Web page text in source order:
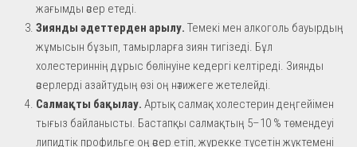
жағымды әсер етеді.
Зиянды әдеттерден арылу. Темекі мен алкоголь бауырдың
жұмысын бұзып, тамырларға зиян тигізеді. Бұл
холестериннің дұрыс бөлінуіне кедергі келтіреді. Зиянды
әсерлерді азайтудың өзі оң нәтижеге жетелейді.
Салмақты бақылау. Артық салмақ холестерин деңгейімен
тығыз байланысты. Бастапқы салмақтың 5–10 % төмендеуі
липидтік профильге оң әсер етіп, жүрекке түсетін жүктемені